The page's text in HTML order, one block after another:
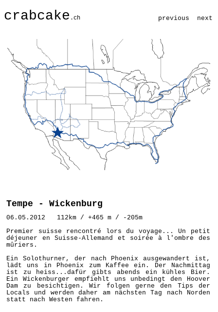
crabcake .ch previous next
Tempe - Wickenburg
06.05.2012 112km / +465 m / -205m
Premier suisse rencontré lors du voyage... Un petit
déjeuner en Suisse-Allemand et soirée à l'ombre des
mûriers.
Ein Solothurner, der nach Phoenix ausgewandert ist,
lädt uns in Phoenix zum Kaffee ein. Der Nachmittag
ist zu heiss...dafür gibts abends ein kühles Bier.
Ein Wickenburger empfiehlt uns unbedingt den Hoover
Dam zu besichtigen. Wir folgen gerne den Tips der
Locals und werden daher am nächsten Tag nach Norden
statt nach Westen fahren.